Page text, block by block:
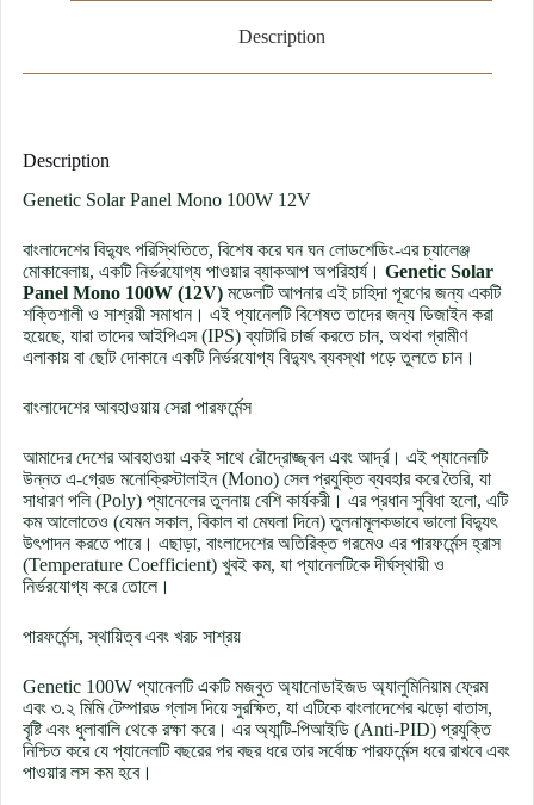
Description
Description
Genetic Solar Panel Mono 100W 12V
বাংলাদেশের বিদ্যুৎ পরিস্থিতিতে, বিশেষ করে ঘন ঘন লোডশেডিং-এর চ্যালেঞ্জ
মোকাবেলায়, একটি নির্ভরযোগ্য পাওয়ার ব্যাকআপ অপরিহার্য। Genetic Solar
Panel Mono 100W (12V) মডেলটি আপনার এই চাহিদা পূরণের জন্য একটি
শক্তিশালী ও সাশ্রয়ী সমাধান। এই প্যানেলটি বিশেষত তাদের জন্য ডিজাইন করা
হয়েছে, যারা তাদের আইপিএস (IPS) ব্যাটারি চার্জ করতে চান, অথবা গ্রামীণ
এলাকায় বা ছোট দোকানে একটি নির্ভরযোগ্য বিদ্যুৎ ব্যবস্থা গড়ে তুলতে চান।
বাংলাদেশের আবহাওয়ায় সেরা পারফর্মেন্স
আমাদের দেশের আবহাওয়া একই সাথে রৌদ্রোজ্জ্বল এবং আর্দ্র। এই প্যানেলটি
উন্নত এ-গ্রেড মনোক্রিস্টালাইন (Mono) সেল প্রযুক্তি ব্যবহার করে তৈরি, যা
সাধারণ পলি (Poly) প্যানেলের তুলনায় বেশি কার্যকরী। এর প্রধান সুবিধা হলো, এটি
কম আলোতেও (যেমন সকাল, বিকাল বা মেঘলা দিনে) তুলনামূলকভাবে ভালো বিদ্যুৎ
উৎপাদন করতে পারে। এছাড়া, বাংলাদেশের অতিরিক্ত গরমেও এর পারফর্মেন্স হ্রাস
(Temperature Coefficient) খুবই কম, যা প্যানেলটিকে দীর্ঘস্থায়ী ও
নির্ভরযোগ্য করে তোলে।
পারফর্মেন্স, স্থায়িত্ব এবং খরচ সাশ্রয়
Genetic 100W প্যানেলটি একটি মজবুত অ্যানোডাইজড অ্যালুমিনিয়াম ফ্রেম
এবং ৩.২ মিমি টেম্পারড গ্লাস দিয়ে সুরক্ষিত, যা এটিকে বাংলাদেশের ঝড়ো বাতাস,
বৃষ্টি এবং ধুলাবালি থেকে রক্ষা করে। এর অ্যান্টি-পিআইডি (Anti-PID) প্রযুক্তি
নিশ্চিত করে যে প্যানেলটি বছরের পর বছর ধরে তার সর্বোচ্চ পারফর্মেন্স ধরে রাখবে এবং
পাওয়ার লস কম হবে।